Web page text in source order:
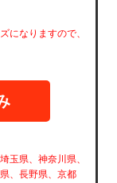
になりますので、
玉県、神奈川県、
、長野県、京都